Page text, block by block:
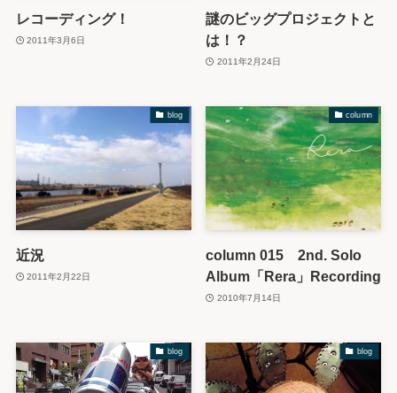
レコーディング！
2011年3月6日
謎のビッグプロジェクトと
は！？
2011年2月24日
blog
近況
2011年2月22日
column
column 015 2nd. Solo
Album「Rera」Recording
2010年7月14日
blog blog